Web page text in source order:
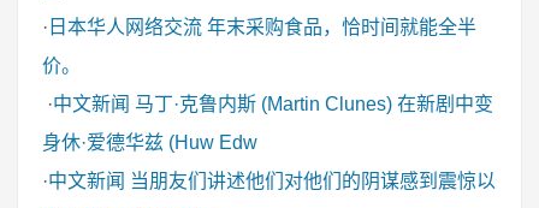
· 日本华人网络交流 年末采购食品，恰时间就能全半
价。
·中文新闻 马丁·克鲁内斯 (Martin Clunes) 在新剧中变
身休·爱德华兹 (Huw Edw
·中文新闻 当朋友们讲述他们对他们的阴谋感到震惊以